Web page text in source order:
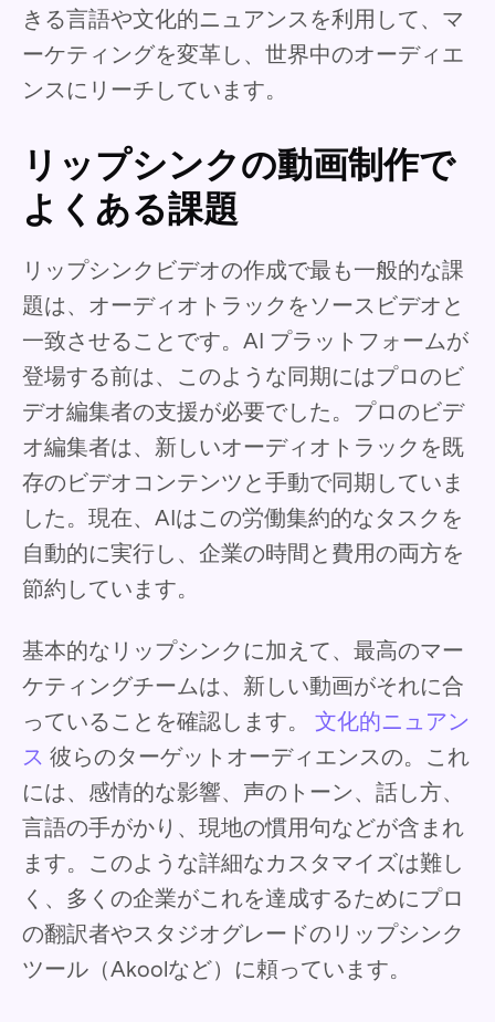
きる言語や文化的ニュアンスを利用して、マ
ーケティングを変革し、世界中のオーディエ
ンスにリーチしています。
リップシンクの動画制作で
よくある課題
リップシンクビデオの作成で最も一般的な課
題は、オーディオトラックをソースビデオと
一致させることです。AI プラットフォームが
登場する前は、このような同期にはプロのビ
デオ編集者の支援が必要でした。プロのビデ
オ編集者は、新しいオーディオトラックを既
存のビデオコンテンツと手動で同期していま
した。現在、AIはこの労働集約的なタスクを
自動的に実行し、企業の時間と費用の両方を
節約しています。
基本的なリップシンクに加えて、最高のマー
ケティングチームは、新しい動画がそれに合
っていることを確認します。 文化的ニュアン
ス 彼らのターゲットオーディエンスの。これ
には、感情的な影響、声のトーン、話し方、
言語の手がかり、現地の慣用句などが含まれ
ます。このような詳細なカスタマイズは難し
く、多くの企業がこれを達成するためにプロ
の翻訳者やスタジオグレードのリップシンク
ツール（Akoolなど）に頼っています。